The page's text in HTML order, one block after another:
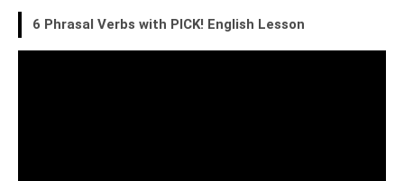
6 Phrasal Verbs with PICK! English Lesson